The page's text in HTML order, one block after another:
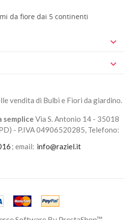
da fiore dai 5 continenti


vendita di Bulbi e Fiori da giardino.
semplice Via S. Antonio 14 - 35018
- P.IVA 04906520285, Telefono:
; email: info@raziel.it